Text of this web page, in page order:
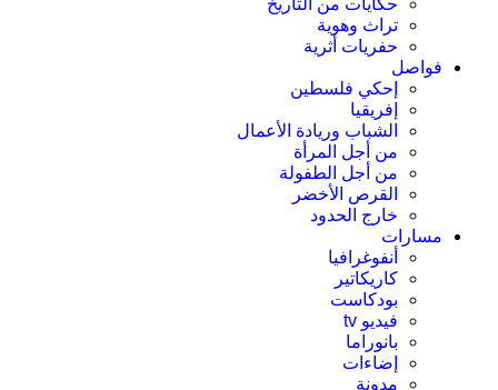
حكايات من التاريخ
تراث وهوية
حفريات أثرية
فواصل
إحكي فلسطين
إفريقيا
الشباب وريادة الأعمال
من أجل المرأة
من أجل الطفولة
القرص الأخضر
خارج الحدود
مسارات
أنفوغرافيا
كاريكاتير
بودكاست
فيديو tv
بانوراما
إضاءات
مدونة